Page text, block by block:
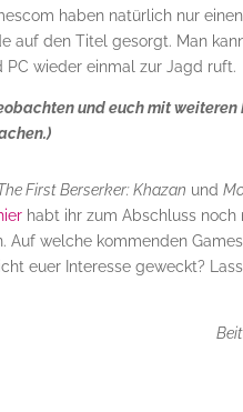
haben natürlich nur
den Titel gesorgt. Man
PC wieder einmal zur Jagd ruft.
und euch mit
First Berserker: Khazan und
habt ihr zum Abschluss
welche kommenden
euer Interesse geweckt?